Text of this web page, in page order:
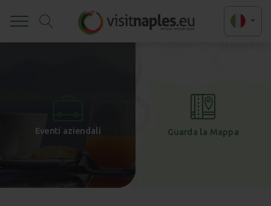
Eventi aziendali Guarda la Mappa